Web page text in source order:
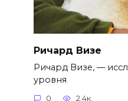
Ричард Визе
Ричард Визе, —
уровня
0 2.4к.